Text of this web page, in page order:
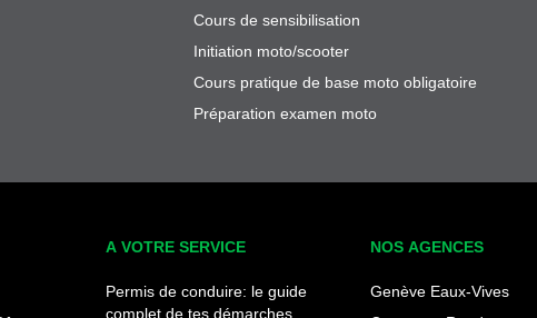
Cours de sensibilisation
Initiation moto/scooter
Cours pratique de base moto obligatoire
Préparation examen moto
A VOTRE SERVICE
Permis de conduire: le guide
complet de tes démarches
NOS AGENCES
Genève Eaux-Vives